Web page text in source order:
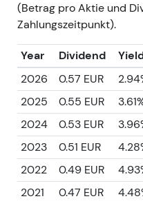
(Betrag pro Aktie und
Zahlungszeitpunkt).
Year Dividend
2026
0.57 EUR
2025
0.55 EUR
2024
0.53 EUR
2023
0.51 EUR
2022
0.49 EUR
2021
0.47 EUR